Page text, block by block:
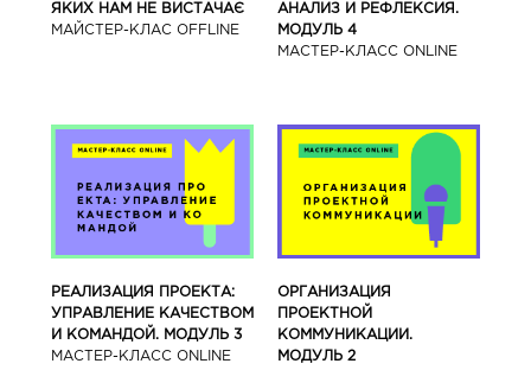
ЯКИХ НАМ НЕ ВИСТАЧАЄ
МАЙСТЕР-КЛАС OFFLINE
АНАЛИЗ И РЕФЛЕКСИЯ.
МОДУЛЬ 4
МАСТЕР-КЛАСС ONLINE
РЕАЛИЗАЦИЯ ПРОЕКТА:
УПРАВЛЕНИЕ КАЧЕСТВОМ
И КОМАНДОЙ. МОДУЛЬ 3
МАСТЕР-КЛАСС ONLINE
ОРГАНИЗАЦИЯ
ПРОЕКТНОЙ
КОММУНИКАЦИИ.
МОДУЛЬ 2